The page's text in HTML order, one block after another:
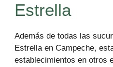
Estrella
Además de todas las
Estrella en Campeche,
establecimientos en otros